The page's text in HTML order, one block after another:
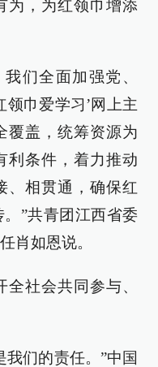
为，为红领巾增添
们全面加强党、
领巾爱学习’网上主
覆盖，统筹资源为
利条件，着力推动
、相贯通，确保红
”共青团江西省委
肖如恩说。
社会共同参与、
我们的责任。”中国